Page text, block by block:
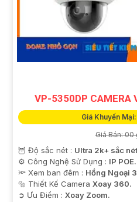
VP-5350DP CAMERA
Giá Khuyến
Giá Bán: 00
🦉 Độ sắc nét : Ultra 2k+ sắc
⚙ Công Nghệ Sử Dụng : IP POE.
🔦 Xem ban đêm : Hồng Ngoại
🔩 Thiết Kế Camera Xoay 360.
️➲ Ưu Điểm : Xoay Zoom.